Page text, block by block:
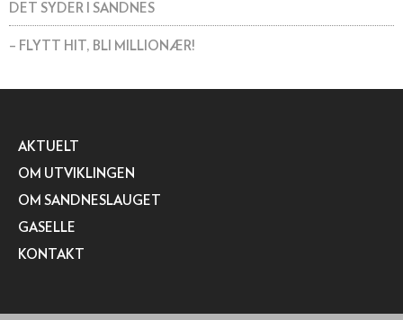
DET SYDER I SANDNES
– FLYTT HIT, BLI MILLIONÆR!
AKTUELT
OM UTVIKLINGEN
OM SANDNESLAUGET
GASELLE
KONTAKT